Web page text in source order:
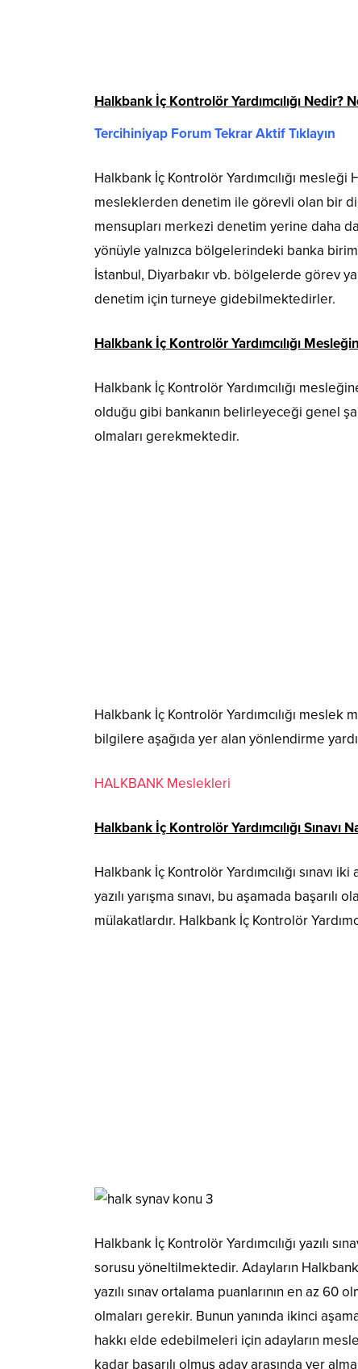
Halkbank İç Kontrolör Yardımcılığı Nedir?
Tercihiniyap Forum Tekrar Aktif Tıklayın
Halkbank İç Kontrolör Yardımcılığı
mesleklerden denetim ile görevli olan bir
mensupları merkezi denetim yerine daha
yönüyle yalnızca bölgelerindeki banka
İstanbul, Diyarbakır vb. bölgelerde görev
denetim için turneye gidebilmektedirler.
Halkbank İç Kontrolör Yardımcılığı
Halkbank İç Kontrolör Yardımcılığı
olduğu gibi bankanın belirleyeceği genel
olmaları gerekmektedir.
Halkbank İç Kontrolör Yardımcılığı meslek
bilgilere aşağıda yer alan yönlendirme
HALKBANK Meslekleri
Halkbank İç Kontrolör Yardımcılığı Sınavı
Halkbank İç Kontrolör Yardımcılığı
yazılı yarışma sınavı, bu aşamada
mülakatlardır. Halkbank İç Kontrolör
Halkbank İç Kontrolör Yardımcılığı yazılı
sorusu yöneltilmektedir. Adayların Halkbank
yazılı sınav ortalama puanlarının en az 60
olmaları gerekir. Bunun yanında ikinci
hakkı elde edebilmeleri için adayların
kadar başarılı olmuş aday arasında yer